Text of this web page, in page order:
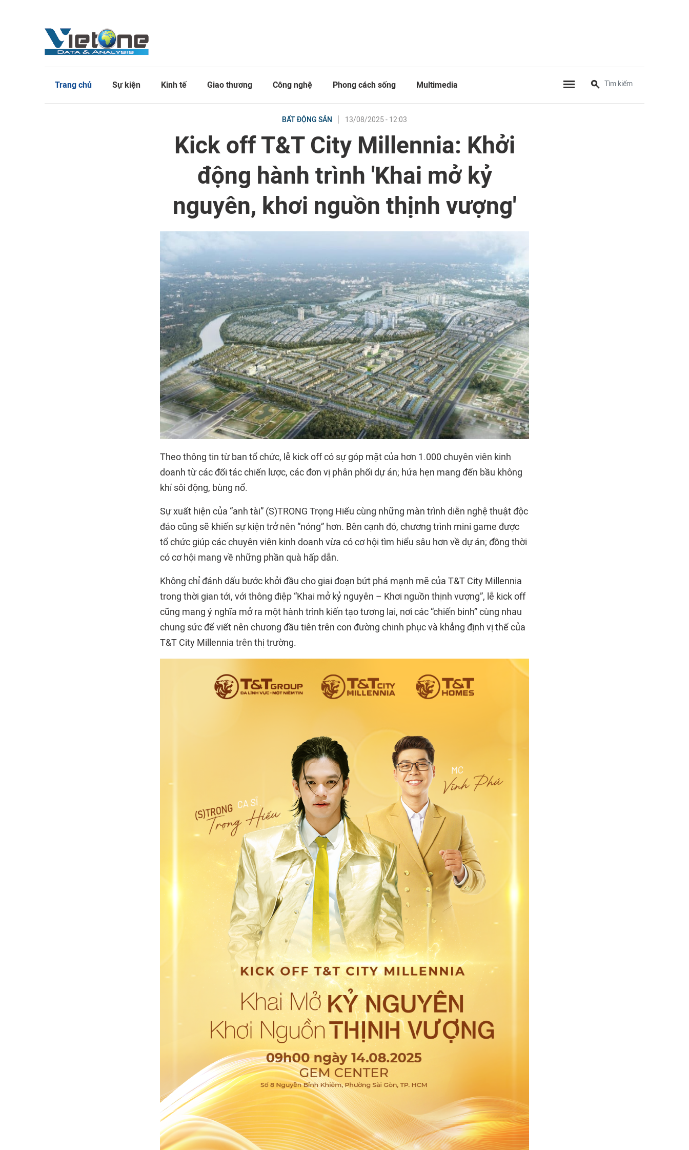
Trang chủ Sự kiện Kinh tế Giao thương Công nghệ Phong cách sống Multimedia
BẤT ĐỘNG SẢN 13/08/2025 - 12:03
Kick off T&T City Millennia: Khởi
động hành trình 'Khai mở kỷ
nguyên, khơi nguồn thịnh vượng'
Theo thông tin từ ban tổ chức, lễ kick off có sự góp mặt của hơn 1.000 chuyên viên kinh
doanh từ các đối tác chiến lược, các đơn vị phân phối dự án; hứa hẹn mang đến bầu không
khí sôi động, bùng nổ.
Sự xuất hiện của “anh tài” (S)TRONG Trọng Hiếu cùng những màn trình diễn nghệ thuật độc
đáo cũng sẽ khiến sự kiện trở nên “nóng” hơn. Bên cạnh đó, chương trình mini game được
tổ chức giúp các chuyên viên kinh doanh vừa có cơ hội tìm hiểu sâu hơn về dự án; đồng thời
có cơ hội mang về những phần quà hấp dẫn.
Không chỉ đánh dấu bước khởi đầu cho giai đoạn bứt phá mạnh mẽ của T&T City Millennia
trong thời gian tới, với thông điệp “Khai mở kỷ nguyên – Khơi nguồn thịnh vượng”, lễ kick off
cũng mang ý nghĩa mở ra một hành trình kiến tạo tương lai, nơi các “chiến binh” cùng nhau
chung sức để viết nên chương đầu tiên trên con đường chinh phục và khẳng định vị thế của
T&T City Millennia trên thị trường.